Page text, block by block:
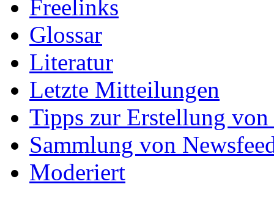
Freelinks
Glossar
Literatur
Letzte Mitteilungen
Tipps zur Erstellung
Sammlung von
Moderiert